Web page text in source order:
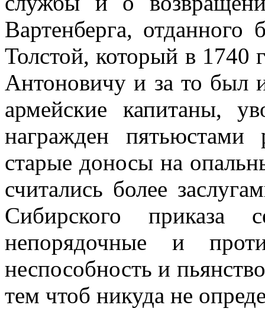
Вартенберга,
Толстой, который в 1740
Антоновичу и за то был
армейские капитаны,
награжден
старые доносы на
считались более
Сибирского
непорядочные и
неспособность и
тем чтоб никуда не